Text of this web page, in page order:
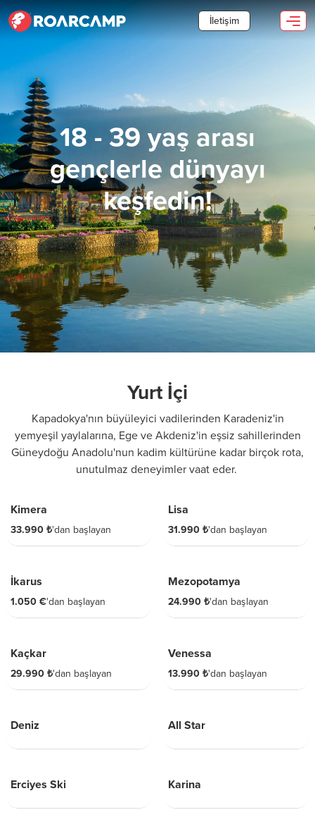
İletişim
18 - 39 yaş arası
gençlerle dünyayı
keşfedin!
Yurt İçi
Kapadokya'nın büyüleyici vadilerinden Karadeniz'in
yemyeşil yaylalarına, Ege ve Akdeniz'in eşsiz sahillerinden
Güneydoğu Anadolu'nun kadim kültürüne kadar birçok rota,
unutulmaz deneyimler vaat eder.
Kimera
33.990 ₺'dan başlayan
Lisa
31.990 ₺'dan başlayan
İkarus
1.050 €'dan başlayan
Mezopotamya
24.990 ₺'dan başlayan
Kaçkar
29.990 ₺'dan başlayan
Venessa
13.990 ₺'dan başlayan
Deniz All Star
Erciyes Ski Karina